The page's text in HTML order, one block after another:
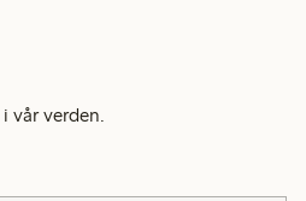
vår verden.